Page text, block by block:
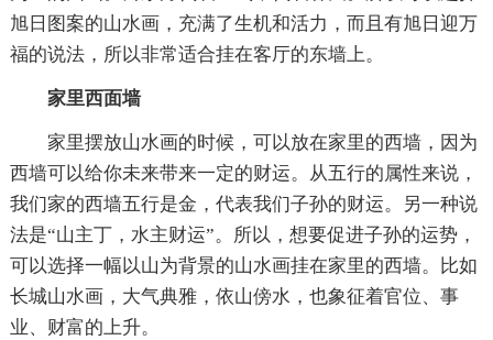
旭日图案的山水画，充满了生机和活力，而且有旭日迎万
福的说法，所以非常适合挂在客厅的东墙上。
家里西面墙
家里摆放山水画的时候，可以放在家里的西墙，因为
西墙可以给你未来带来一定的财运。从五行的属性来说，
我们家的西墙五行是金，代表我们子孙的财运。另一种说
法是“山主丁，水主财运”。所以，想要促进子孙的运势，
可以选择一幅以山为背景的山水画挂在家里的西墙。比如
长城山水画，大气典雅，依山傍水，也象征着官位、事
业、财富的上升。